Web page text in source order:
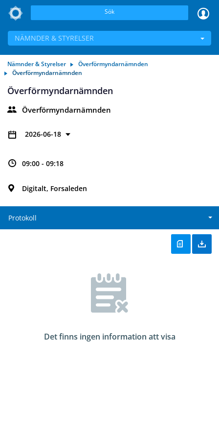
Sök
NÄMNDER & STYRELSER
Nämnder & Styrelser
Överförmyndarnämnden
Överförmyndarnämnden
Överförmyndarnämnden
Överförmyndarnämnden
2026-06-18
09:00 - 09:18
Digitalt, Forsaleden
Protokoll
Det finns ingen information att visa